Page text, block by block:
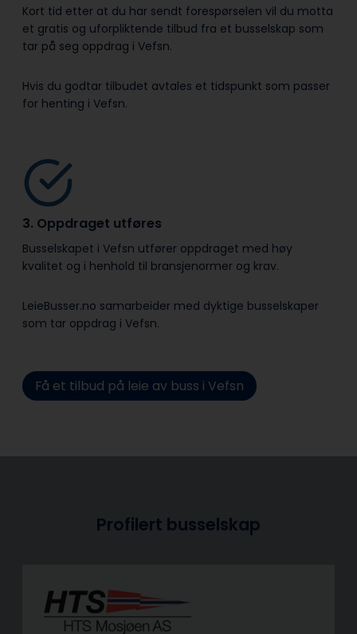
Kort tid etter at du har sendt forespørselen vil du motta
et gratis og uforpliktende tilbud fra et busselskap som
tar på seg oppdrag i Vefsn.
Hvis du godtar tilbudet avtales et tidspunkt som passer
for henting i Vefsn.
3. Oppdraget utføres
Busselskapet i Vefsn utfører oppdraget med høy
kvalitet og i henhold til bransje­normer og krav.
LeieBusser.no samarbeider med dyktige busselskaper
som tar oppdrag i Vefsn.
Få et tilbud på leie av buss i Vefsn
Profilert busselskap